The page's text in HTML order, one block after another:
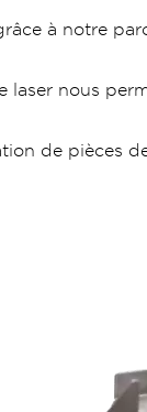
à notre
laser nous
de pièces